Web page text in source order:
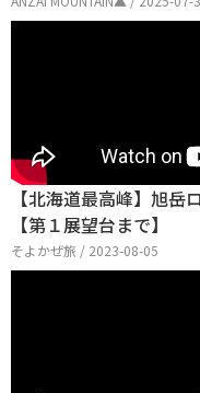
【北海道最高峰】旭岳
【第１展望台まで】
そよかぜ旅 / 2023-08-05